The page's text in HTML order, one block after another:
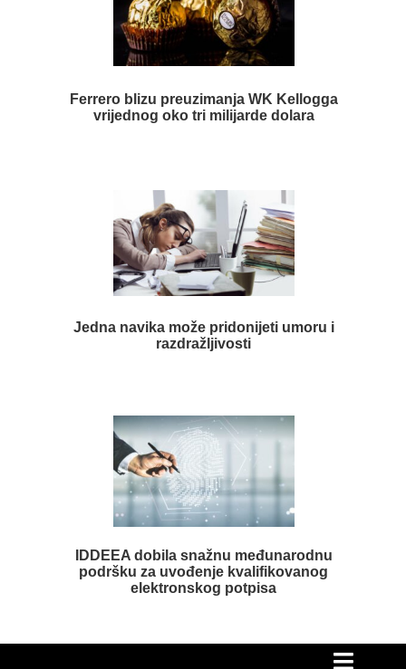
Ferrero blizu preuzimanja WK Kellogga
vrijednog oko tri milijarde dolara
Jedna navika može pridonijeti umoru i
razdražljivosti
IDDEEA dobila snažnu međunarodnu
podršku za uvođenje kvalifikovanog
elektronskog potpisa